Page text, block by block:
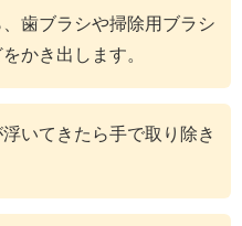
歯ブラシや掃除用ブラシ
かき出します。
いてきたら手で取り除き